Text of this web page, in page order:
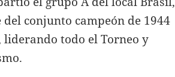
conjunto campeón de 1944
todo el Torneo y